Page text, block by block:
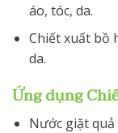
áo, tóc, da.
Chiết xuất bồ
da.
Ứng dụng
Nước giặt